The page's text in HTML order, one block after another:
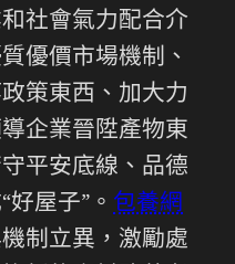
社會氣力配合介
優價市場機制、
策東西、加大力
企業晉陞產物東
平安底線、品德
屋子”。 包養網
制立異，激勵處